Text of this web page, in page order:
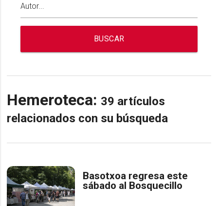
BUSCAR
Hemeroteca: 39 artículos
relacionados con su búsqueda
Basotxoa regresa este
sábado al Bosquecillo